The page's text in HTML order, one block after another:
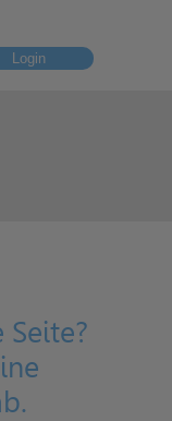
Login